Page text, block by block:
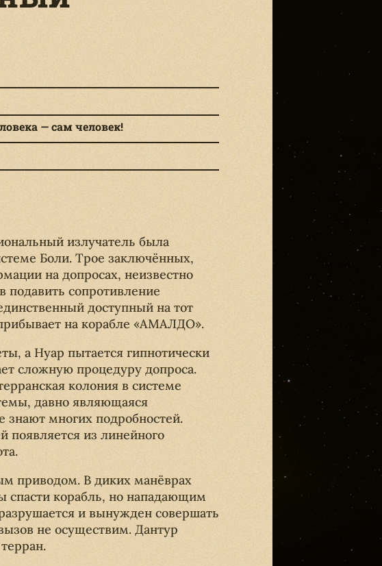
— сам человек!
излучатель была
Боли. Трое заключённых,
на допросах, неизвестно
сопротивление
доступный на тот
на корабле «АМАЛДО».
а Нуар пытается гипнотически
сложную процедуру допроса.
колония в системе
давно являющаяся
многих подробностей.
появляется из линейного
приводом. В диких манёврах
спасти корабль, но нападающим
и вынужден совершать
не осуществим. Дантур